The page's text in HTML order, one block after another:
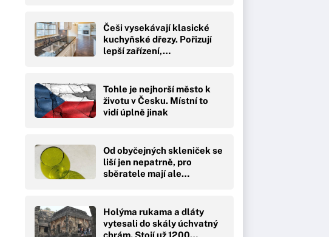
Češi vysekávají klasické
kuchyňské dřezy. Pořizují
lepší zařízení,…
Tohle je nejhorší město k
životu v Česku. Místní to
vidí úplně jinak
Od obyčejných skleniček se
liší jen nepatrně, pro
sběratele mají ale…
Holýma rukama a dláty
vytesali do skály úchvatný
chrám. Stojí už 1200…